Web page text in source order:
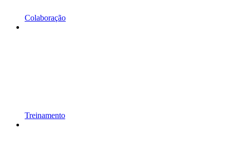
Colaboração
Treinamento